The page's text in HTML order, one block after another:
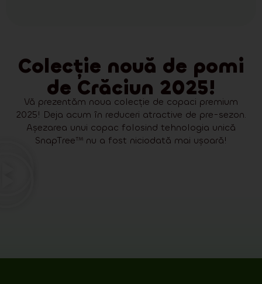
Colecție nouă de pomi
de Crăciun 2025!
Vă prezentăm noua colecție de copaci premium
2025! Deja acum în reduceri atractive de pre-sezon.
Așezarea unui copac folosind tehnologia unică
SnapTree™ nu a fost niciodată mai ușoară!